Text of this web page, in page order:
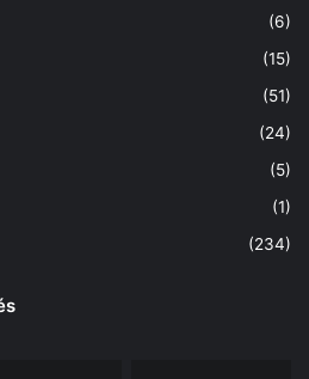
(6)
(15)
(51)
(24)
(5)
(1)
(234)